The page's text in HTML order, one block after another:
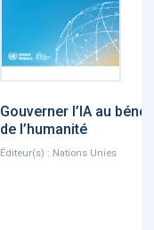
Gouverner l’IA au
de l’humanité
Éditeur(s) : Nations Unies